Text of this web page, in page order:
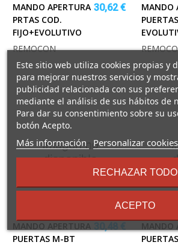
MANDO APERTURA
PRTAS COD.
FIJO+EVOLUTIVO
30,62 €
REMOCON
MANDO
PUERTAS
MANDO APERTURA
PUERTAS M-BT
MANDO
Este sitio web utiliza cookies propias y
para mejorar nuestros servicios y
publicidad relacionada con sus
mediante el análisis de sus hábitos de
Para dar su consentimiento sobre su
botón Acepto.
Más información
sobre
términos
condiciones
Personalizar cookies
RECHAZAR TODO
ACEPTO